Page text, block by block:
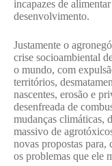
incapazes de
desenvolvimento.
Justamente o
crise socioambiental
o mundo, com
territórios,
nascentes, erosão e
desenfreada de
mudanças climáticas,
massivo de
novas propostas para,
os problemas que ele